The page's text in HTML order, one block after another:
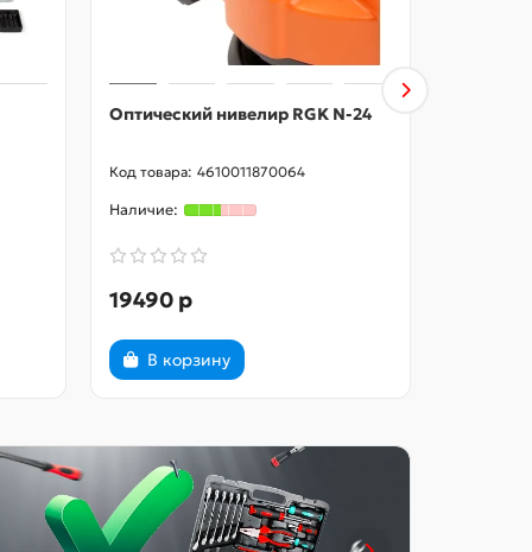
Оптический нивелир RGK N-24
4610011870064
19490 р
В корзину